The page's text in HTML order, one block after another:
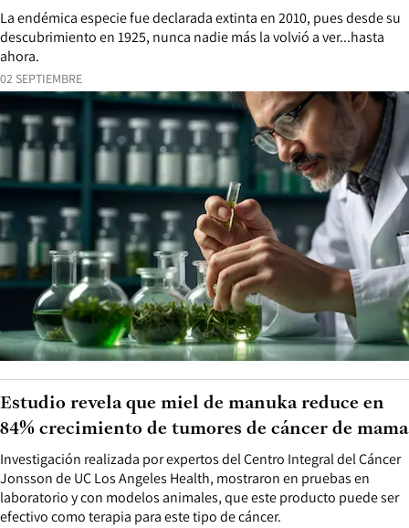
02 SEPTIEMBRE
La endémica especie fue declarada extinta en 2010, pues desde su
descubrimiento en 1925, nunca nadie más la volvió a ver...hasta
ahora.
Investigación realizada por expertos del Centro Integral del Cáncer
Jonsson de UC Los Angeles Health, mostraron en pruebas en
laboratorio y con modelos animales, que este producto puede ser
efectivo como terapia para este tipo de cáncer.
Estudio revela que miel de manuka reduce en
84% crecimiento de tumores de cáncer de mama